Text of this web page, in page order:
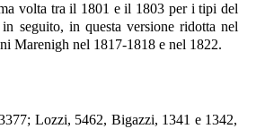
volta tra il 1801 e il 1803 per i tipi del
seguito, in questa versione ridotta nel
Marenigh nel 1817-1818 e nel 1822.
Lozzi, 5462, Bigazzi, 1341 e 1342,